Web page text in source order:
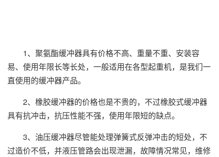
1、聚氨酯缓冲器具有价格不高、重量不重、安装容
易、使用年限长等长处，一般适用在各型起重机，是我们一
直使用的缓冲器产品。
2、橡胶缓冲器的价格也是不贵的，不过橡胶式缓冲器
具有抗冲击，抗压性能不强，使用年限短的缺点。
3、油压缓冲器尽管能处理弹簧式反弹冲击的短处，不
过造价不低，并液压管路会出现泄漏，故障情况常见，维修